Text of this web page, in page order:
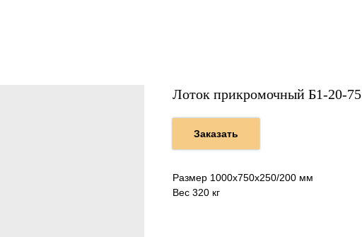
Лоток прикромочный Б1-20-75
Заказать
Размер 1000х750х250/200 мм
Вес 320 кг